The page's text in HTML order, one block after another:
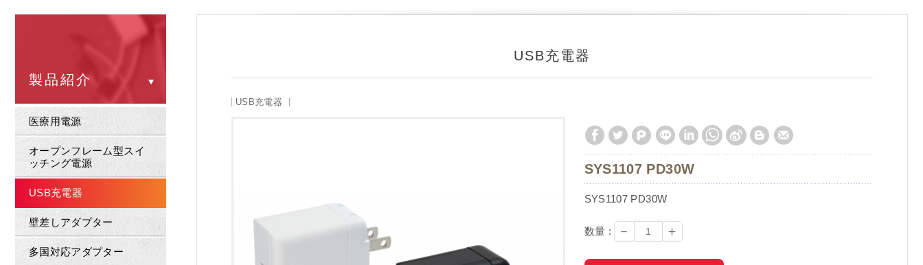
製品紹介
医療用電源
オープンフレーム型スイ
ッチング電源
USB充電器
壁差しアダプター
多国対応アダプター
USB充電器
USB充電器
SYS1107 PD30W
SYS1107 PD30W
数量 : － ＋